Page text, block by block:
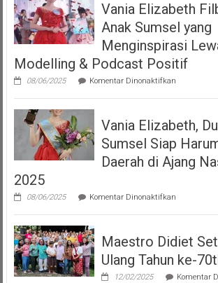
Operasional
Dua
LMK
Produser
Fonogram
Vania Elizabeth
Anak Sumsel yang
Menginspirasi
Modelling & Podcast Positif
08/06/2025 Komentar Dinonaktifkanpada
Elizabeth
Duta
Sumsel
Modelling
Positif
Vania Elizabeth,
Sumsel Siap
Daerah di Ajang
2025
08/06/2025 Komentar Dinonaktifkanpada
Elizabeth,
Anak
Siap
Harumkan
Maestro Didiet
Ulang Tahun ke-
12/02/2025 Komentar